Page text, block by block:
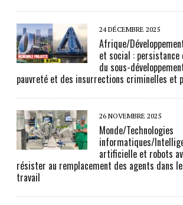
24 DÉCEMBRE 2025
Afrique/
et social : persistance
du sous-
pauvreté et des insurrections criminelles et
26 NOVEMBRE 2025
Monde/Technologies
informatiques/
artificielle et robots
résister au remplacement des agents dans
travail